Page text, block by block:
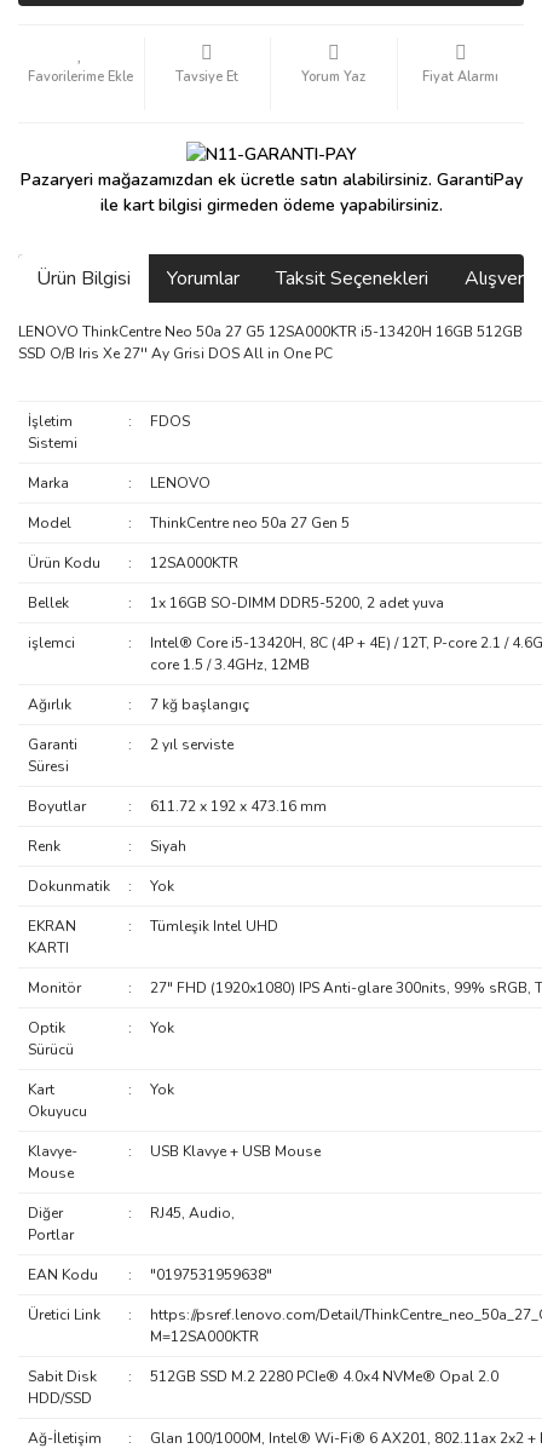
Tavsiye Et Yorum Yaz Fiyat Alarmı
Pazaryeri mağazamızdan ek ücretle satın alabilirsiniz. GarantiPay
ile kart bilgisi girmeden ödeme yapabilirsiniz.
Ürün Bilgisi Yorumlar Taksit Seçenekleri
LENOVO ThinkCentre Neo 50a 27 G5 12SA000KTR i5-13420H 16GB 512GB
SSD O/B Iris Xe 27'' Ay Grisi DOS All in One PC
İşletim
Sistemi
: FDOS
Marka : LENOVO
Model : ThinkCentre neo 50a 27 Gen 5
Ürün Kodu : 12SA000KTR
Bellek : 1x 16GB SO-DIMM DDR5-5200, 2 adet yuva
işlemci :
Intel® Core i5-13420H, 8C (4P + 4E) / 12T, P-core 2.1 /
core 1.5 / 3.4GHz, 12MB
Ağırlık : 7 kğ başlangıç
Garanti
Süresi
: 2 yıl serviste
Boyutlar : 611.72 x 192 x 473.16 mm
Renk : Siyah
Dokunmatik : Yok
EKRAN
KARTI
: Tümleşik Intel UHD
Monitör : 27" FHD (1920x1080) IPS Anti-glare 300nits, 99% sRGB,
Optik
Sürücü
: Yok
Kart
Okuyucu
: Yok
Klavye-
Mouse
: USB Klavye + USB Mouse
Diğer
Portlar
: RJ45, Audio,
EAN Kodu : "0197531959638"
Üretici Link :
https://psref.lenovo.com/Detail/
M=12SA000KTR
Sabit Disk
HDD/SSD
: 512GB SSD M.2 2280 PCIe® 4.0x4 NVMe® Opal 2.0
Ağ-İletişim : Glan 100/1000M, Intel® Wi-Fi® 6 AX201, 802.11ax 2x2 +